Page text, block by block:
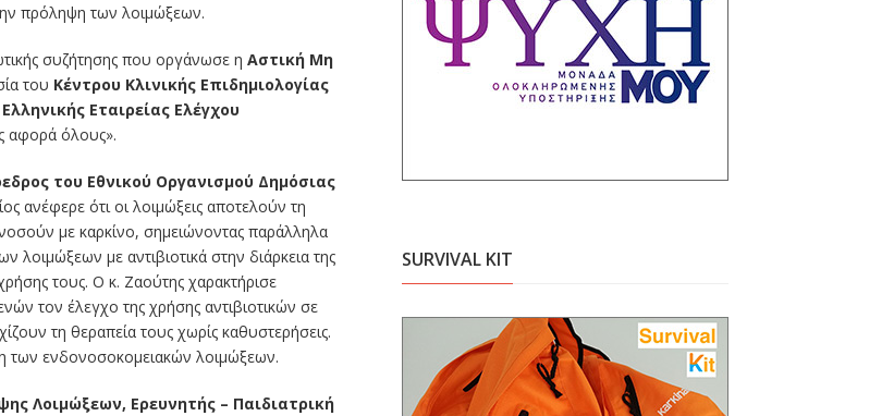
πρόληψη των λοιμώξεων.
συζήτησης που οργάνωσε η Αστική Μη
του Κέντρου Κλινικής Επιδημιολογίας
Ελληνικής Εταιρείας Ελέγχου
αφορά όλους».
του Εθνικού Οργανισμού Δημόσιας
ανέφερε ότι οι λοιμώξεις αποτελούν τη
με καρκίνο, σημειώνοντας παράλληλα
λοιμώξεων με αντιβιοτικά στην διάρκεια της
τους. Ο κ. Ζαούτης χαρακτήρισε
τον έλεγχο της χρήσης αντιβιοτικών σε
τη θεραπεία τους χωρίς καθυστερήσεις.
των ενδονοσοκομειακών λοιμώξεων.
Λοιμώξεων, Ερευνητής – Παιδιατρική
SURVIVAL KIT